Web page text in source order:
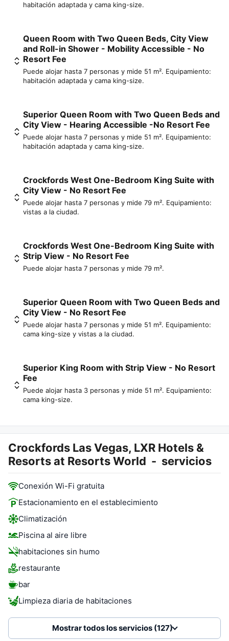
habitación adaptada y cama king-size.
Queen Room with Two Queen Beds, City View
and Roll-in Shower - Mobility Accessible - No
Resort Fee
Puede alojar hasta 7 personas y mide 51 m². Equipamiento:
habitación adaptada y cama king-size.
Superior Queen Room with Two Queen Beds and
City View - Hearing Accessible -No Resort Fee
Puede alojar hasta 7 personas y mide 51 m². Equipamiento:
habitación adaptada y cama king-size.
Crockfords West One-Bedroom King Suite with
City View - No Resort Fee
Puede alojar hasta 7 personas y mide 79 m². Equipamiento:
vistas a la ciudad.
Crockfords West One-Bedroom King Suite with
Strip View - No Resort Fee
Puede alojar hasta 7 personas y mide 79 m².
Superior Queen Room with Two Queen Beds and
City View - No Resort Fee
Puede alojar hasta 7 personas y mide 51 m². Equipamiento:
cama king-size y vistas a la ciudad.
Superior King Room with Strip View - No Resort
Fee
Puede alojar hasta 3 personas y mide 51 m². Equipamiento:
cama king-size.
Crockfords Las Vegas, LXR Hotels &
Resorts at Resorts World - servicios
Conexión Wi-Fi gratuita
Estacionamiento en el establecimiento
Climatización
Piscina al aire libre
habitaciones sin humo
restaurante
bar
Limpieza diaria de habitaciones
Mostrar todos los servicios (127)